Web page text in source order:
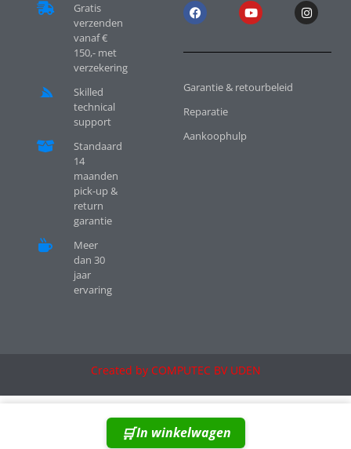
In winkelwagen
Gratis
verzenden
vanaf €
150,- met
verzekering
Skilled
technical
support
Standaard
14
maanden
pick-up &
return
garantie
Meer
dan 30
jaar
ervaring
Garantie & retourbeleid
Reparatie
Aankoophulp
Created by COMPUTEC BV UDEN